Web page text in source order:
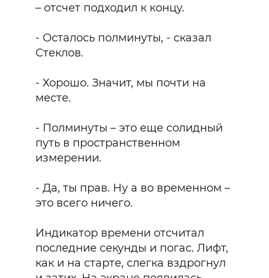
– отсчет подходил к концу.
- Осталось полминуты, - сказал
Стеклов.
- Хорошо. Значит, мы почти на
месте.
- Полминуты – это еще солидный
путь в пространственном
измерении.
- Да, ты прав. Ну а во временном –
это всего ничего.
Индикатор времени отсчитал
последние секунды и погас. Лифт,
как и на старте, слегка вздрогнул